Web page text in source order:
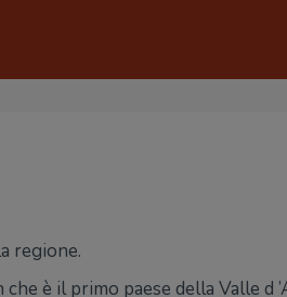
regione.
è il primo paese della Valle